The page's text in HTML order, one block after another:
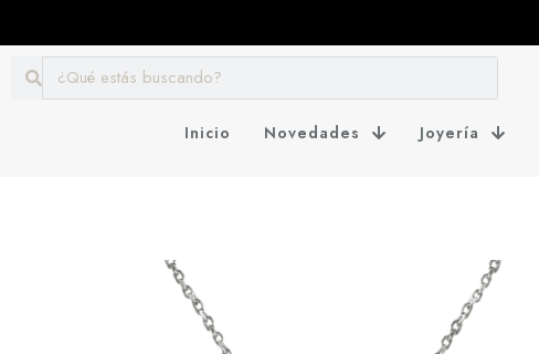
Inicio Novedades Joyería